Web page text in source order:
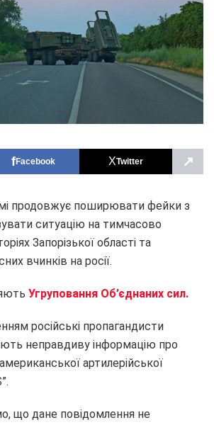
Facebook Twitter ↗
продовжує поширювати фейки з
ситуацію на тимчасово
Запорізької області та
вчинків на росії.
Угруповання Об’єднаних сил.
російські пропагандисти
неправдиву інформацію про
артилерійської
що дане повідомлення не